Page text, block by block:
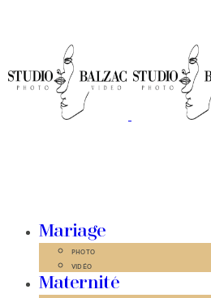
Mariage
PHOTO
VIDÉO
Maternité